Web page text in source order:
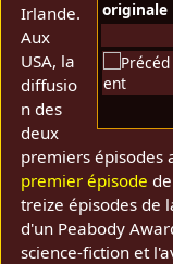
originale
Irlande.
Aux
USA, la
diffusio
n des
deux
premiers épisodes
premier épisode
treize épisodes de
d'un Peabody
science-fiction et